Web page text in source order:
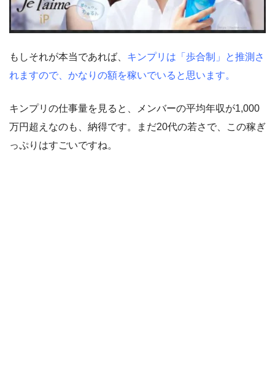
もしそれが本当であれば、 キンプリは「歩合制」と推測さ
れますので、かなりの額を稼いでいると思います。
キンプリの仕事量を見ると、メンバーの平均年収が1,000
万円超えなのも、納得です。まだ20代の若さで、この稼ぎ
っぷりはすごいですね。